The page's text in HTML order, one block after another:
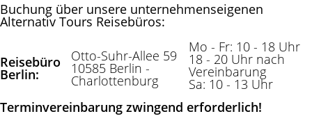
Buchung über unsere unternehmenseigenen
Alternativ Tours Reisebüros:
Reisebüro
Berlin:
Otto-Suhr-Allee 59
10585 Berlin -
Charlottenburg
Mo - Fr: 10 - 18 Uhr
18 - 20 Uhr nach
Vereinbarung
Sa: 10 - 13 Uhr
Terminvereinbarung zwingend erforderlich!